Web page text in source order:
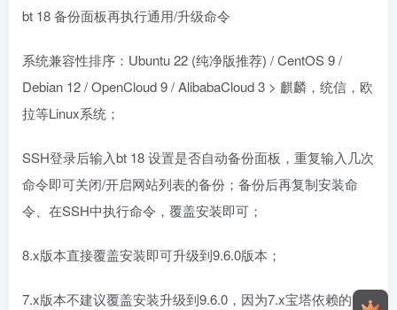
bt 18 备份面板再执行通用/升级命令
系统兼容性排序：Ubuntu 22 (纯净版推荐) / CentOS 9 /
Debian 12 / OpenCloud 9 / AlibabaCloud 3 > 麒麟，统信，欧
拉等Linux系统；
SSH登录后输入bt 18 设置是否自动备份面板，重复输入几次
命令即可关闭/开启网站列表的备份；备份后再复制安装命
令、在SSH中执行命令，覆盖安装即可；
8.x版本直接覆盖安装即可升级到9.6.0版本；
7.x版本不建议覆盖安装升级到9.6.0，因为7.x宝塔依赖的